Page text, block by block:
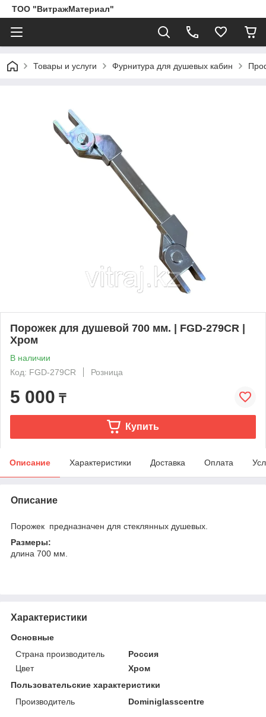
ТОО "ВитражМатериал"
Товары и услуги Фурнитура для душевых кабин
Порожек для душевой 700 мм. | FGD-279CR |
Хром
В наличии
Код: FGD-279CR
Розница
5 000 ₸
Купить
Описание Характеристики Доставка Оплата
Описание
Порожек предназначен для стеклянных душевых.
Размеры:
длина 700 мм.
Характеристики
Основные
Страна производитель
Россия
Цвет
Хром
Пользовательские характеристики
Производитель
Dominiglasscentre